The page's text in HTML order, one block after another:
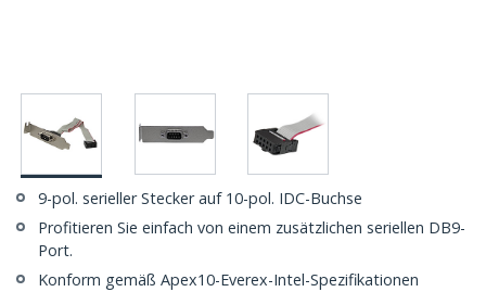
9-pol. serieller Stecker auf 10-pol. IDC-Buchse
Profitieren Sie einfach von einem zusätzlichen seriellen DB9-
Port.
Konform gemäß Apex10-Everex-Intel-Spezifikationen